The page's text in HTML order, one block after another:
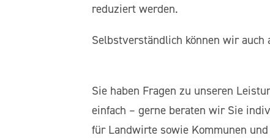
reduziert werden.
Selbstverständlich können wir auch
Sie haben Fragen zu unseren
einfach – gerne beraten wir Sie
für Landwirte sowie Kommunen